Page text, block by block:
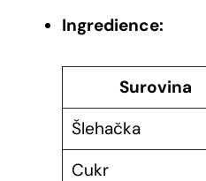
Ingredience:
Surovina
Šlehačka
Cukr